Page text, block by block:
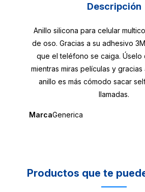
Descripción
Anillo silicona para celular
de oso. Gracias a su adhesivo
que el teléfono se caiga. Úselo
mientras miras películas y
anillo es más cómodo sacar
llamadas.
MarcaGenerica
Productos que te